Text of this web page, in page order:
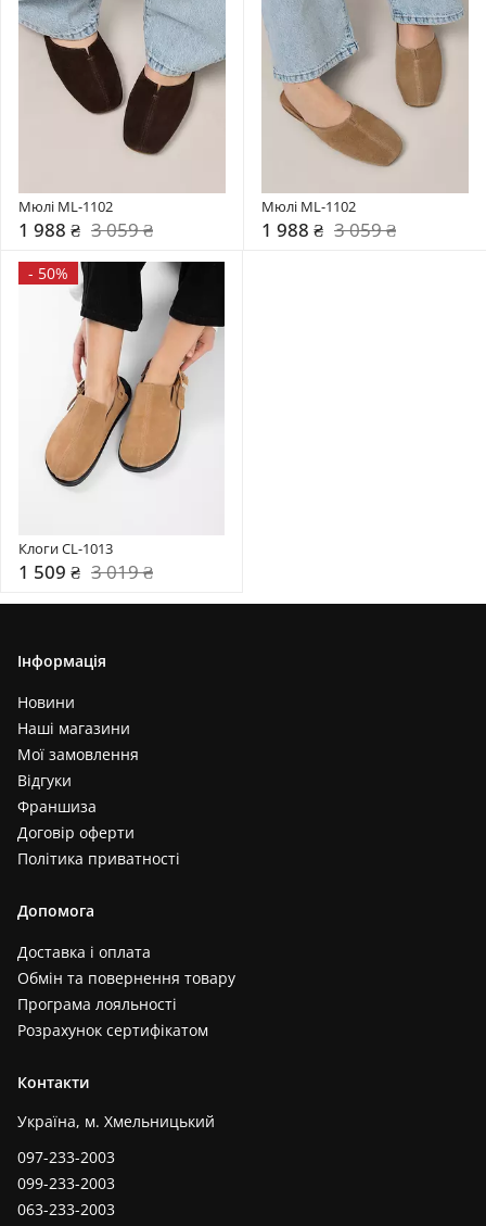
Мюлі ML-1102
1 988 ₴ 3 059 ₴
Мюлі ML-1102
1 988 ₴ 3 059 ₴
- 50%
Клоги CL-1013
1 509 ₴ 3 019 ₴
Інформація
Новини
Наші магазини
Мої замовлення
Відгуки
Франшиза
Договір оферти
Політика приватності
Допомога
Доставка і оплата
Обмін та повернення товару
Програма лояльності
Розрахунок сертифікатом
Контакти
Україна, м. Хмельницький
097-233-2003
099-233-2003
063-233-2003